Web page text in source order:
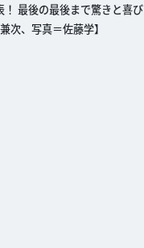
最後の最後まで驚きと喜び
次、写真＝佐藤学】